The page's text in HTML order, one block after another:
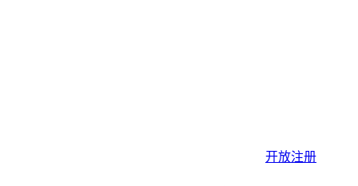
开放注册